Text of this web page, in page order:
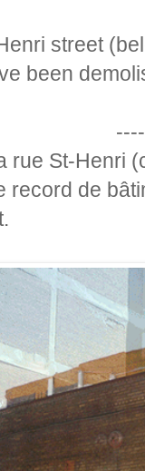
street
been
rue St-Henri
record de